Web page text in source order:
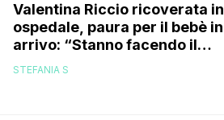
Valentina Riccio ricoverata in
ospedale, paura per il bebè in
arrivo: “Stanno facendo il
possibile per evitare che
STEFANIA S